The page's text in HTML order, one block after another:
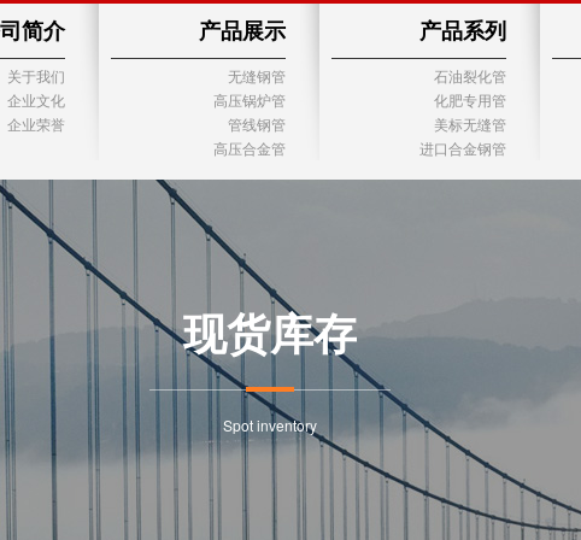
简介
关于我们
企业文化
企业荣誉
产品展示
无缝钢管
高压锅炉管
管线钢管
高压合金管
产品系列
石油裂化管
化肥专用管
美标无缝管
进口合金钢管
现货库存
Spot inventory